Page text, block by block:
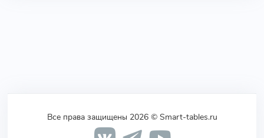
Все права защищены 2026 © Smart-tables.ru